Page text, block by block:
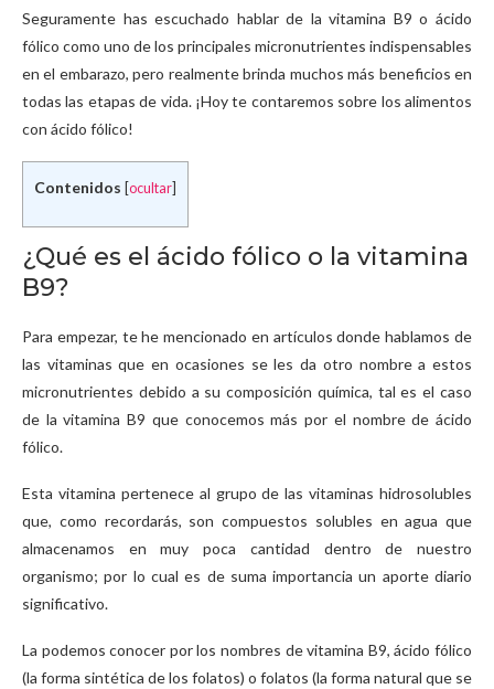
Seguramente has escuchado hablar de la vitamina B9 o ácido
fólico como uno de los principales micronutrientes indispensables
en el embarazo, pero realmente brinda muchos más beneficios en
todas las etapas de vida. ¡Hoy te contaremos sobre los alimentos
con ácido fólico!
Contenidos ocultar
¿Qué es el ácido fólico o la vitamina
B9?
Para empezar, te he mencionado en artículos donde hablamos de
las vitaminas que en ocasiones se les da otro nombre a estos
micronutrientes debido a su composición química, tal es el caso
de la vitamina B9 que conocemos más por el nombre de ácido
fólico.
Esta vitamina pertenece al grupo de las vitaminas hidrosolubles
que, como recordarás, son compuestos solubles en agua que
almacenamos en muy poca cantidad dentro de nuestro
organismo; por lo cual es de suma importancia un aporte diario
significativo.
La podemos conocer por los nombres de vitamina B9, ácido fólico
(la forma sintética de los folatos) o folatos (la forma natural que se